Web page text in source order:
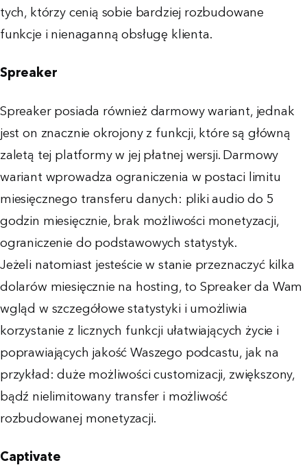
tych, którzy cenią sobie bardziej rozbudowane
funkcje i nienaganną obsługę klienta.
Spreaker
Spreaker posiada również darmowy wariant, jednak
jest on znacznie okrojony z funkcji, które są główną
zaletą tej platformy w jej płatnej wersji. Darmowy
wariant wprowadza ograniczenia w postaci limitu
miesięcznego transferu danych: pliki audio do 5
godzin miesięcznie, brak możliwości monetyzacji,
ograniczenie do podstawowych statystyk.
Jeżeli natomiast jesteście w stanie przeznaczyć kilka
dolarów miesięcznie na hosting, to Spreaker da Wam
wgląd w szczegółowe statystyki i umożliwia
korzystanie z licznych funkcji ułatwiających życie i
poprawiających jakość Waszego podcastu, jak na
przykład: duże możliwości customizacji, zwiększony,
bądź nielimitowany transfer i możliwość
rozbudowanej monetyzacji.
Captivate